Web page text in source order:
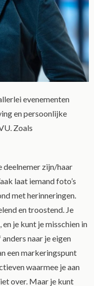
evenementen
en persoonlijke
Zoals
deelnemer zijn/haar
laat iemand foto’s
met herinneringen.
en troostend. Je
je kunt je misschien in
naar je eigen
een markeringspunt
waarmee je aan
over. Maar je kunt